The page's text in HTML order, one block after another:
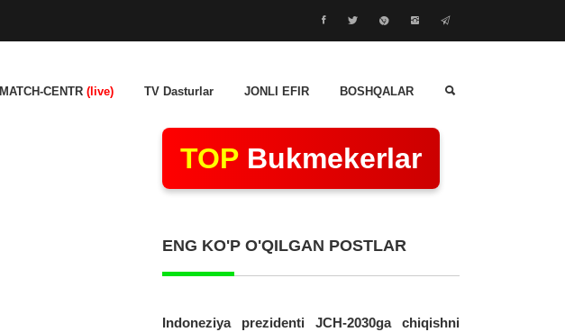
MATCH-CENTR (live) TV Dasturlar JONLI EFIR BOSHQALAR
TOP Bukmekerlar
ENG KO'P O'QILGAN POSTLAR
Indoneziya prezidenti JCH-2030ga chiqishni